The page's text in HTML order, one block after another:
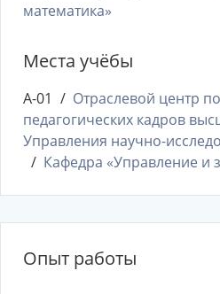
математика»
Места учёбы
А-01
Отраслевой центр
педагогических кадров
Управления научно-
Кафедра «Управление и
Опыт работы